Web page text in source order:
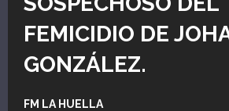
FEMICIDIO DE
GONZÁLEZ.
FM LA HUELLA